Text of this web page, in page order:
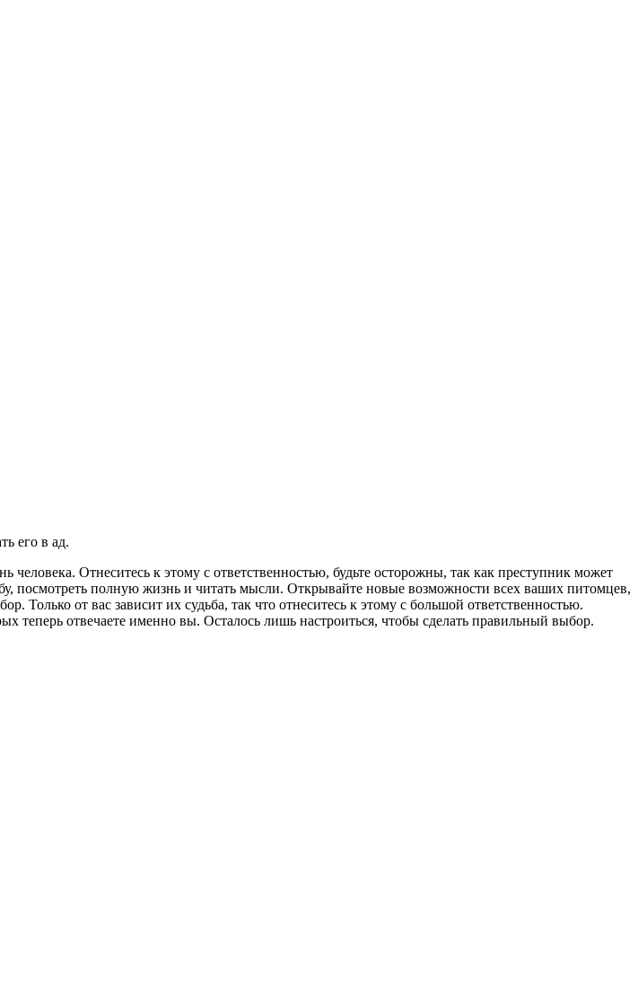
его в ад.
Отнеситесь к этому с ответственностью, будьте осторожны, так как преступник может
посмотреть полную жизнь и читать мысли. Открывайте новые возможности всех ваших питомцев,
от вас зависит их судьба, так что отнеситесь к этому с большой ответственностью.
теперь отвечаете именно вы. Осталось лишь настроиться, чтобы сделать правильный выбор.